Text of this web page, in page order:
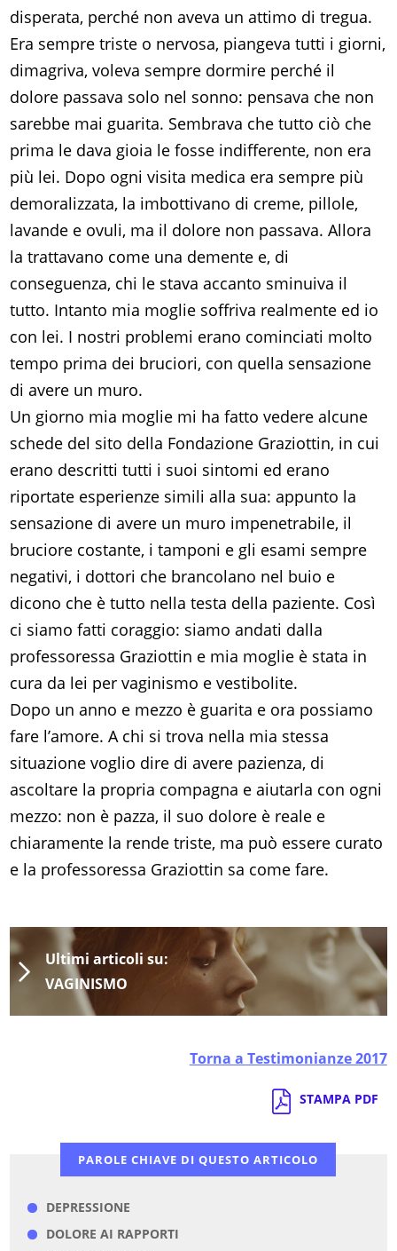
disperata, perché non aveva un attimo di tregua.
Era sempre triste o nervosa, piangeva tutti i giorni,
dimagriva, voleva sempre dormire perché il
dolore passava solo nel sonno: pensava che non
sarebbe mai guarita. Sembrava che tutto ciò che
prima le dava gioia le fosse indifferente, non era
più lei. Dopo ogni visita medica era sempre più
demoralizzata, la imbottivano di creme, pillole,
lavande e ovuli, ma il dolore non passava. Allora
la trattavano come una demente e, di
conseguenza, chi le stava accanto sminuiva il
tutto. Intanto mia moglie soffriva realmente ed io
con lei. I nostri problemi erano cominciati molto
tempo prima dei bruciori, con quella sensazione
di avere un muro.
Un giorno mia moglie mi ha fatto vedere alcune
schede del sito della Fondazione Graziottin, in cui
erano descritti tutti i suoi sintomi ed erano
riportate esperienze simili alla sua: appunto la
sensazione di avere un muro impenetrabile, il
bruciore costante, i tamponi e gli esami sempre
negativi, i dottori che brancolano nel buio e
dicono che è tutto nella testa della paziente. Così
ci siamo fatti coraggio: siamo andati dalla
professoressa Graziottin e mia moglie è stata in
cura da lei per vaginismo e vestibolite.
Dopo un anno e mezzo è guarita e ora possiamo
fare l’amore. A chi si trova nella mia stessa
situazione voglio dire di avere pazienza, di
ascoltare la propria compagna e aiutarla con ogni
mezzo: non è pazza, il suo dolore è reale e
chiaramente la rende triste, ma può essere curato
e la professoressa Graziottin sa come fare.
Ultimi articoli su:
VAGINISMO
Torna a Testimonianze 2017
STAMPA PDF
PAROLE CHIAVE DI QUESTO ARTICOLO
DEPRESSIONE
DOLORE AI RAPPORTI